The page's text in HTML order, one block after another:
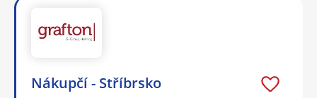
Nákupčí - Stříbrsko